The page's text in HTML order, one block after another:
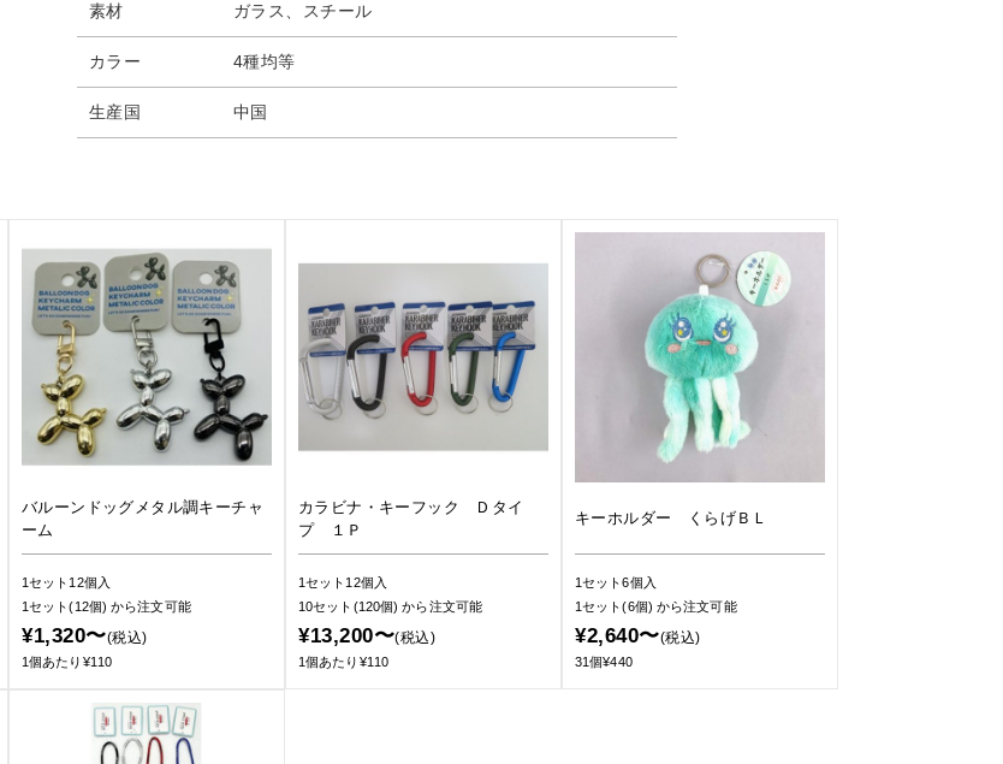
素材 ガラス、スチール
カラー 4種均等
生産国 中国
バルーンドッグメタル調キーチャ
ーム
1セット12個入
1セット(12個)から注文可能
¥1,320〜(税込)
1個あたり¥110
カラビナ・キーフック Ｄタイ
プ １Ｐ
1セット12個入
10セット(120個)から注文可能
¥13,200〜(税込)
1個あたり¥110
キーホルダー くらげＢＬ
1セット6個入
1セット(6個) から注文可能
¥2,640〜(税込)
31個¥440